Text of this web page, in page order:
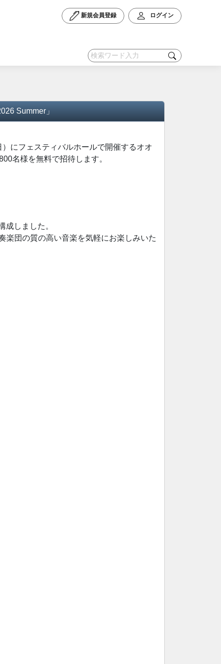
新規会員登録 ログイン
Summer」
にフェスティバルホールで開催するオオ
名様を無料で招待します。
しました。
楽団の質の高い音楽を気軽にお楽しみいた